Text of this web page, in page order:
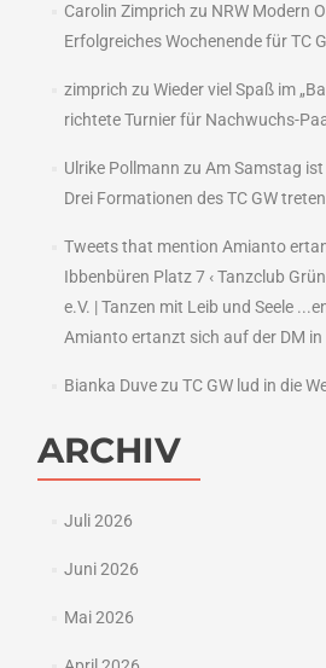
Carolin Zimprich zu NRW Modern
Erfolgreiches Wochenende für TC
zimprich zu Wieder viel Spaß im
richtete Turnier für Nachwuchs-
Ulrike Pollmann zu Am Samstag
Drei Formationen des TC GW
Tweets that mention Amianto
Ibbenbüren Platz 7 ‹ Tanzclub
e.V. | Tanzen mit Leib und Seele
Amianto ertanzt sich auf der DM
Bianka Duvezu TC GW lud in die
ARCHIV
Juli 2026
Juni 2026
Mai 2026